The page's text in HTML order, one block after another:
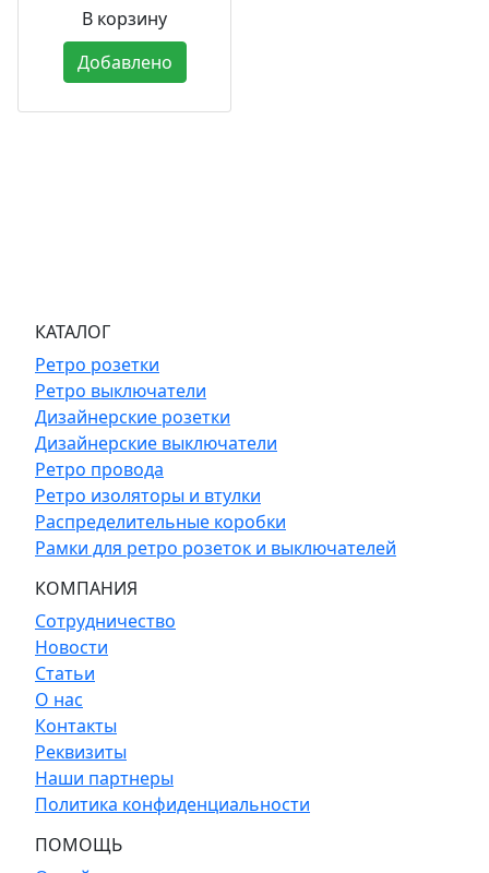
В корзину
Добавлено
КАТАЛОГ
Ретро розетки
Ретро выключатели
Дизайнерские розетки
Дизайнерские выключатели
Ретро провода
Ретро изоляторы и втулки
Распределительные коробки
Рамки для ретро розеток и выключателей
КОМПАНИЯ
Сотрудничество
Новости
Статьи
О нас
Контакты
Реквизиты
Наши партнеры
Политика конфиденциальности
ПОМОЩЬ